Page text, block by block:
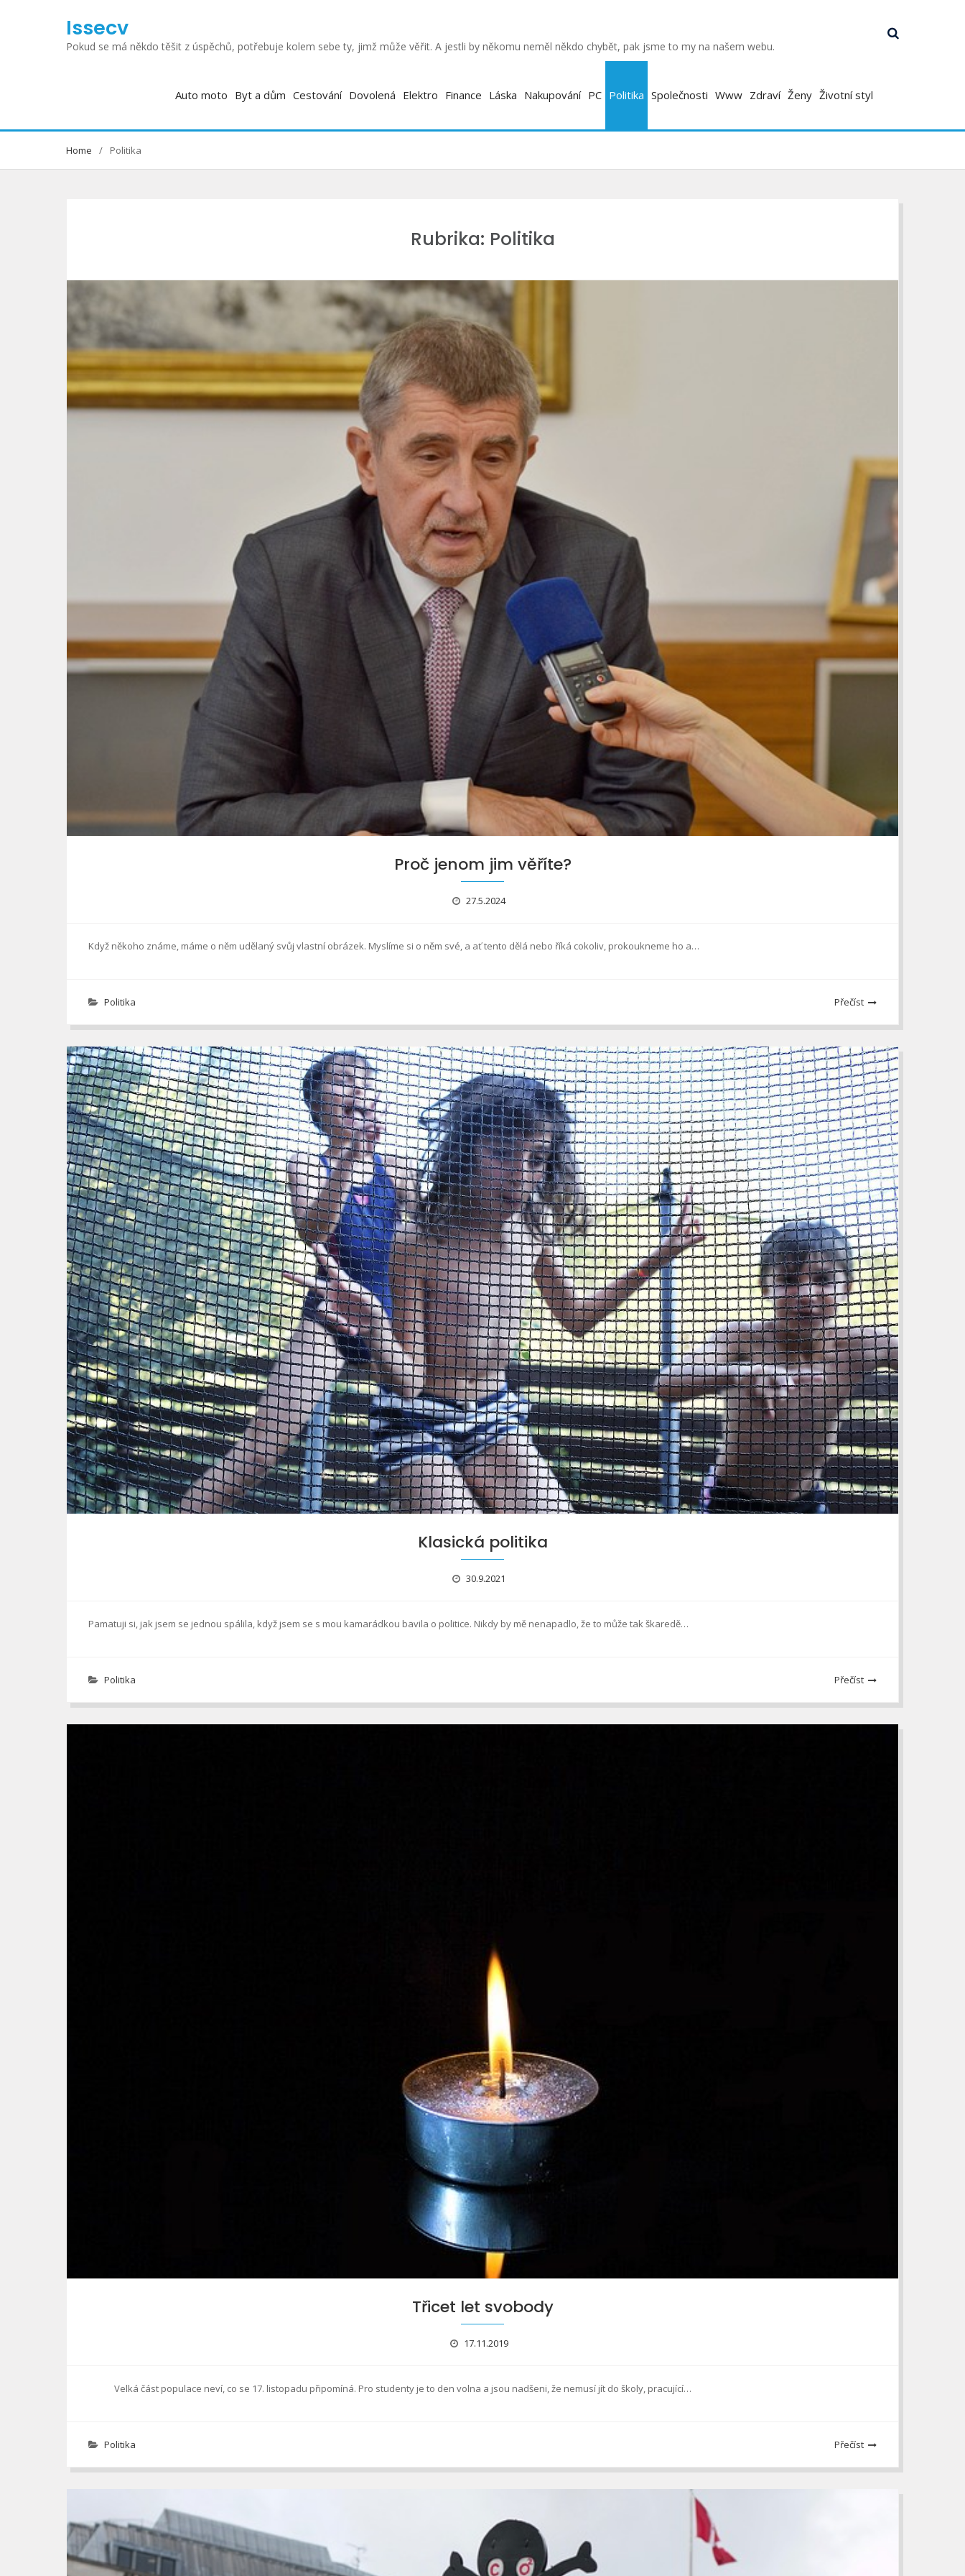
Issecv
Pokud se má někdo těšit z úspěchů, potřebuje kolem sebe ty, jimž může věřit. A jestli by někomu neměl někdo chybět, pak jsme to my na našem webu.
Auto moto Byt a dům Cestování Dovolená Elektro Finance Láska Nakupování PC Politika Společnosti Www Zdraví Ženy Životní styl
Home Politika
Rubrika: Politika
Proč jenom jim věříte?
27.5.2024
Když někoho známe, máme o něm udělaný svůj vlastní obrázek. Myslíme si o něm své, a ať tento dělá nebo říká cokoliv, prokoukneme ho a…
Politika Přečíst
Klasická politika
30.9.2021
Pamatuji si, jak jsem se jednou spálila, když jsem se s mou kamarádkou bavila o politice. Nikdy by mě nenapadlo, že to může tak škaredě…
Politika Přečíst
Třicet let svobody
17.11.2019
Velká část populace neví, co se 17. listopadu připomíná. Pro studenty je to den volna a jsou nadšeni, že nemusí jít do školy, pracující…
Politika Přečíst